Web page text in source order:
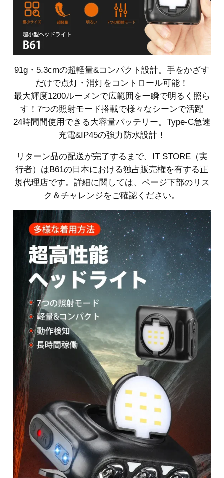
91g・5.3cmの超軽量&コンパクト設計。手をかざす
だけで点灯・消灯をコントロール可能！
最大輝度1200ルーメンで広範囲を一瞬で明るく照ら
す！7つの照射モード搭載で様々なシーンで活躍
24時間間使用できる大容量バッテリー。Type-C急速
充電&IP45の強力防水設計！
リターン品の配送が完了するまで、IT STORE（実
行者）はB61の日本における独占販売権を有する正
規代理店です。詳細に関しては、ページ下部のリス
ク＆チャレンジをご確認ください。